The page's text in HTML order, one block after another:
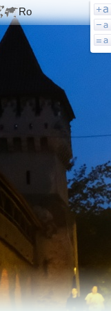
Ro